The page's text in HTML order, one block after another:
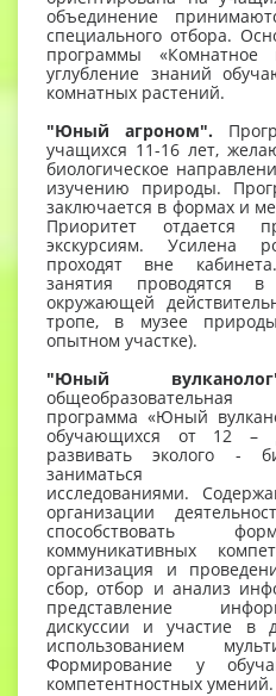
объединение
специального отбора.
программы «Комнатное
углубление знаний
комнатных растений.
"Юный агроном".
учащихся 11-16 лет,
биологическое
изучению природы.
заклю­чается в формах и
Приоритет отдается
экскурсиям. Усилена
проходят вне
занятия проводятся в
окружающей
тропе, в музее
опытном участке).
"Юный
программа «Юный
обучающихся от 12 –
развивать эколого -
заниматься
исследованиями.
организации
способствовать
коммуникативных
организация и
сбор, отбор и анализ
представление
дискуссии и участие в
использованием
Формирование у
компетентностных умений.